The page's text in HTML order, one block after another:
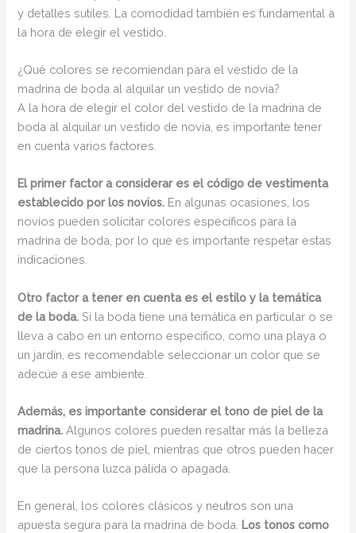
y detalles sutiles. La comodidad también es fundamental a
la hora de elegir el vestido.
¿Qué colores se recomiendan para el vestido de la
madrina de boda al alquilar un vestido de novia?
A la hora de elegir el color del vestido de la madrina de
boda al alquilar un vestido de novia, es importante tener
en cuenta varios factores.
El primer factor a considerar es el código de vestimenta
establecido por los novios. En algunas ocasiones, los
novios pueden solicitar colores específicos para la
madrina de boda, por lo que es importante respetar estas
indicaciones.
Otro factor a tener en cuenta es el estilo y la temática
de la boda. Si la boda tiene una temática en particular o se
lleva a cabo en un entorno específico, como una playa o
un jardín, es recomendable seleccionar un color que se
adecúe a ese ambiente.
Además, es importante considerar el tono de piel de la
madrina. Algunos colores pueden resaltar más la belleza
de ciertos tonos de piel, mientras que otros pueden hacer
que la persona luzca pálida o apagada.
En general, los colores clásicos y neutros son una
apuesta segura para la madrina de boda. Los tonos como